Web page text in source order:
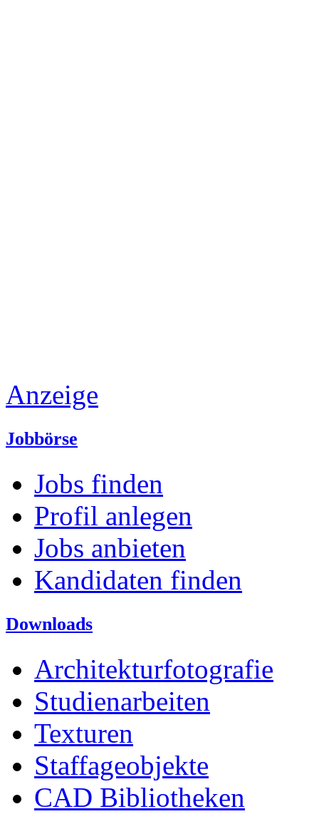
Anzeige
Jobbörse
Jobs finden
Profil anlegen
Jobs anbieten
Kandidaten finden
Downloads
Architekturfotografie
Studienarbeiten
Texturen
Staffageobjekte
CAD Bibliotheken